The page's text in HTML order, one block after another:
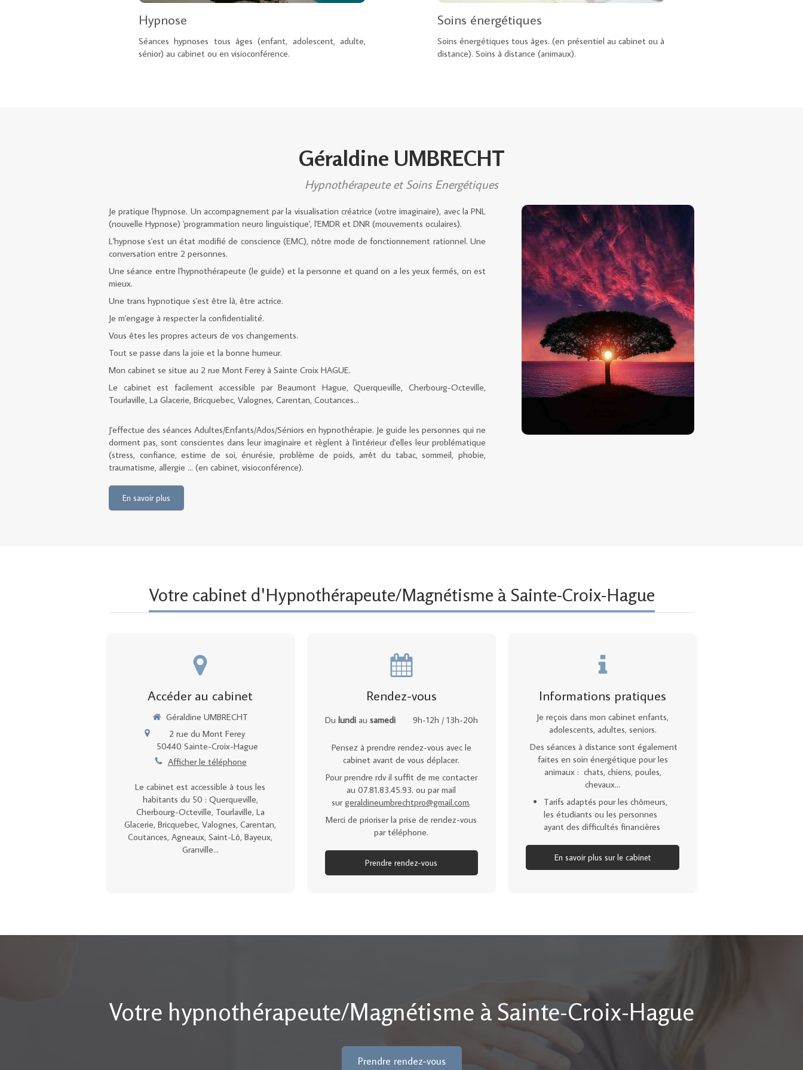
Hypnose
Séances hypnoses tous âges (enfant, adolescent, adulte,
sénior) au cabinet ou en visioconférence.
Soins énergétiques
Soins énergétiques tous âges. (en présentiel au cabinet ou à
distance). Soins à distance (animaux).
Géraldine UMBRECHT
Hypnothérapeute et Soins Energétiques
Je pratique l'hypnose. Un accompagnement par la visualisation créatrice (votre imaginaire), avec la PNL
(nouvelle Hypnose) 'programmation neuro linguistique', l'EMDR et DNR (mouvements oculaires).
L'hypnose s'est un état modifié de conscience (EMC), nôtre mode de fonctionnement rationnel. Une
conversation entre 2 personnes.
Une séance entre l'hypnothérapeute (le guide) et la personne et quand on a les yeux fermés, on est
mieux.
Une trans hypnotique s'est être là, être actrice.
Je m'engage à respecter la confidentialité.
Vous êtes les propres acteurs de vos changements.
Tout se passe dans la joie et la bonne humeur.
Mon cabinet se situe au 2 rue Mont Ferey à Sainte Croix HAGUE.
Le cabinet est facilement accessible par Beaumont Hague, Querqueville, Cherbourg-Octeville,
Tourlaville, La Glacerie, Bricquebec, Valognes, Carentan, Coutances...
J'effectue des séances Adultes/Enfants/Ados/Séniors en hypnothérapie. Je guide les personnes qui ne
dorment pas, sont conscientes dans leur imaginaire et règlent à l'intérieur d'elles leur problématique
(stress, confiance, estime de soi, énurésie, problème de poids, arrêt du tabac, sommeil, phobie,
traumatisme, allergie ... (en cabinet, visioconférence).
En savoir plus
Votre cabinet d'Hypnothérapeute/Magnétisme à Sainte-Croix-Hague
Accéder au cabinet
Géraldine UMBRECHT
2 rue du Mont Ferey
50440 Sainte-Croix-Hague
Afficher le téléphone
Le cabinet est accessible à tous les
habitants du 50 : Querqueville,
Cherbourg-Octeville, Tourlaville, La
Glacerie, Bricquebec, Valognes, Carentan,
Coutances, Agneaux, Saint-Lô, Bayeux,
Granville...
Rendez-vous
Du lundiau samedi 9h-12h / 13h-20h
Pensez à prendre rendez-vous avec le
cabinet avant de vous déplacer.
Pour prendre rdv il suffit de me contacter
au 07.81.83.45.93. ou par mail
surgeraldineumbrechtpro@gmail.com.
Merci de prioriser la prise de rendez-vous
par téléphone.
Prendre rendez-vous
Informations pratiques
Je reçois dans mon cabinet enfants,
adolescents, adultes, seniors.
Des séances à distance sont également
faites en soin énergétique pour les
animaux : chats, chiens, poules,
chevaux...
Tarifs adaptés pour les chômeurs,
les étudiants ou les personnes
ayant des difficultés financières
En savoir plus sur le cabinet
Votre hypnothérapeute/Magnétisme à Sainte-Croix-Hague
Prendre rendez-vous